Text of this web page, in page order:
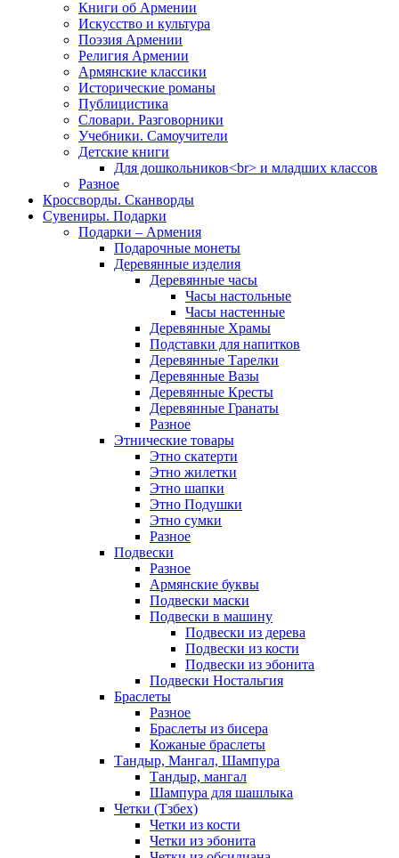
Книги об Армении
Иcкусство и культура
Поэзия Армении
Религия Армении
Армянские классики
Исторические романы
Публицистика
Словари. Разговорники
Учебники. Самоучители
Детские книги
Для дошкольников<br> и младших классов
Разное
Кроссворды. Сканворды
Сувениры. Подарки
Подарки – Армения
Подарочные монеты
Деревянные изделия
Деревянные часы
Часы настольные
Часы настенные
Деревянные Храмы
Подставки для напитков
Деревянные Тарелки
Деревянные Вазы
Деревянные Кресты
Деревянные Гранаты
Разное
Этнические товары
Этно скатерти
Этно жилетки
Этно шапки
Этно Подушки
Этно сумки
Разное
Подвески
Разное
Армянские буквы
Подвески маски
Подвески в машину
Подвески из дерева
Подвески из кости
Подвески из эбонита
Подвески Ностальгия
Браслеты
Разное
Браслеты из бисера
Кожаные браслеты
Тандыр, Мангал, Шампура
Тандыр, мангал
Шампура для шашлыка
Четки (Тзбех)
Четки из кости
Четки из эбонита